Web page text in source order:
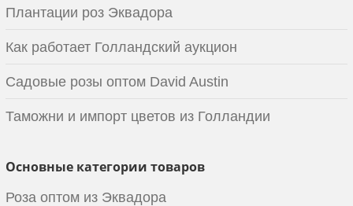
Плантации роз Эквадора
Как работает Голландский аукцион
Садовые розы оптом David Austin
Таможни и импорт цветов из Голландии
Основные категории товаров
Роза оптом из Эквадора